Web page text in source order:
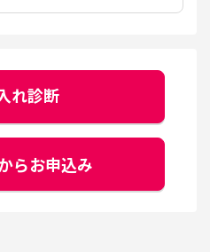
れ診断
らお申込み